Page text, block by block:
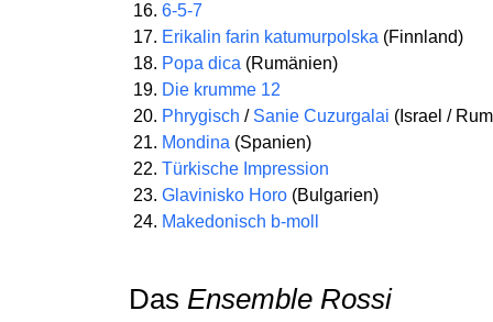
6-5-7
Erikalin farin katumurpolska (Finnland)
Popa dica (Rumänien)
Die krumme 12
Phrygisch / Sanie Cuzurgalai (Israel /
Mondina (Spanien)
Türkische Impression
Glavinisko Horo (Bulgarien)
Makedonisch b-moll
Das Ensemble Rossi